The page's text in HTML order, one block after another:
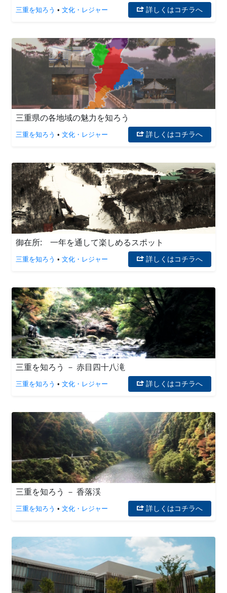
三重を知ろう • 文化・レジャー 詳しくはコチラへ
三重県の各地域の魅力を知ろう
三重を知ろう • 文化・レジャー 詳しくはコチラへ
御在所: 一年を通して楽しめるスポット
三重を知ろう • 文化・レジャー 詳しくはコチラへ
三重を知ろう － 赤目四十八滝
三重を知ろう • 文化・レジャー 詳しくはコチラへ
三重を知ろう － 香落渓
三重を知ろう • 文化・レジャー 詳しくはコチラへ